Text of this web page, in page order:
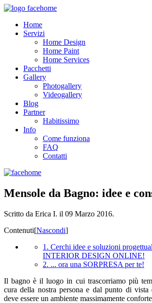
Home
Servizi
Home Design
Home Paint
Home Services
Pacchetti
Gallery
Photogallery
Videogallery
Blog
Partner
Habitissimo
Info
Come funziona
FAQ
Contatti
Mensole da Bagno: idee e
Scritto da Erica I. il 09 Marzo 2016.
Contenuti[Nascondi]
1. Cerchi idee e soluzioni
INTERIOR DESIGN ONLINE!
2. ... ora una SORPRESA per te!
Il bagno è il luogo in cui trascorriamo più
cura della nostra persona e dal punto di vista
deve essere un ambiente massimamente